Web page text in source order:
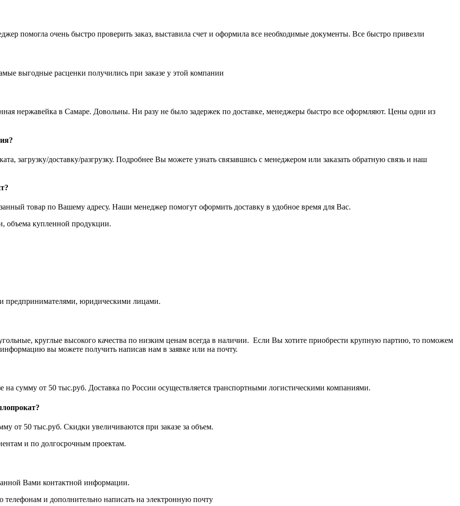
помогла очень быстро проверить заказ, выставила счет и оформила все необходимые документы. Все быстро привезли
выгодные расценки получились при заказе у этой компании
нержавейка в Самаре. Довольны. Ни разу не было задержек по доставке, менеджеры быстро все оформляют. Цены одни из
загрузку/доставку/разгрузку. Подробнее Вы можете узнать связавшись с менеджером или заказать обратную связь и наш
товар по Вашему адресу. Наши менеджер помогут оформить доставку в удобное время для Вас.
объема купленной продукции.
предпринимателями, юридическими лицами.
круглые высокого качества по низким ценам всегда в наличии. Если Вы хотите приобрести крупную партию, то поможем
вы можете получить написав нам в заявке или на почту.
на сумму от 50 тыс.руб. Доставка по России осуществляется транспортными логистическими компаниями.
от 50 тыс.руб. Скидки увеличиваются при заказе за объем.
и по долгосрочным проектам.
Вами контактной информации.
и дополнительно написать на электронную почту